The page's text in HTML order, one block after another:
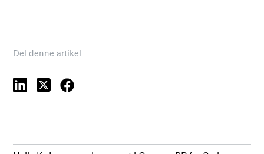
Del denne artikel